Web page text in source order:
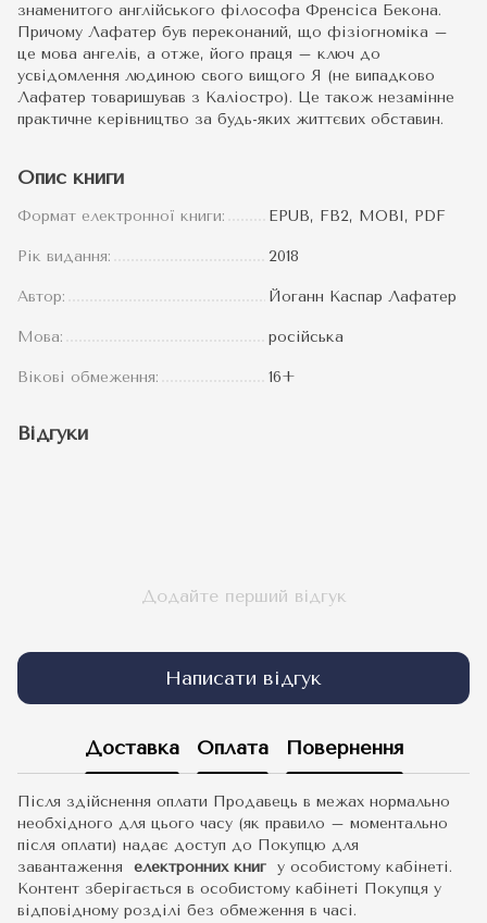
знаменитого англійського філософа Френсіса Бекона.
Причому Лафатер був переконаний, що фізіогноміка –
це мова ангелів, а отже, його праця – ключ до
усвідомлення людиною свого вищого Я (не випадково
Лафатер товаришував з Каліостро). Це також незамінне
практичне керівництво за будь-яких життєвих обставин.
Опис книги
Формат електронної книги: EPUB, FB2, MOBI, PDF
Рік видання: 2018
Автор: Йоганн Каспар Лафатер
Мова: російська
Вікові обмеження: 16+
Відгуки
Додайте перший відгук
Написати відгук
Доставка Оплата Повернення
Після здійснення оплати Продавець в межах нормально
необхідного для цього часу (як правило – моментально
після оплати) надає доступ до Покупцю для
завантаження електронних книг у особистому кабінеті.
Контент зберігається в особистому кабінеті Покупця у
відповідному розділі без обмеження в часі.